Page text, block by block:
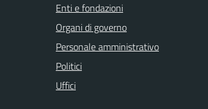
Enti e fondazioni
Organi di governo
Personale amministrativo
Politici
Uffici